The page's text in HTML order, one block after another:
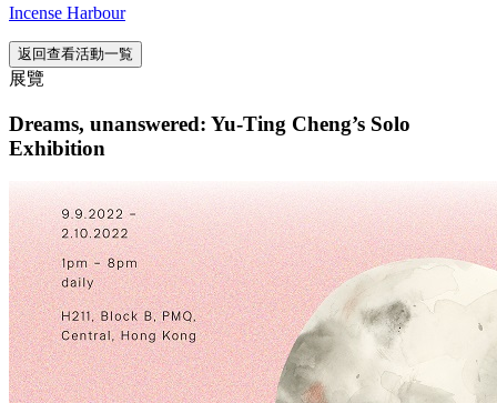
Incense Harbour
返回查看活動一覧
展覽
Dreams, unanswered: Yu-Ting Cheng’s Solo
Exhibition